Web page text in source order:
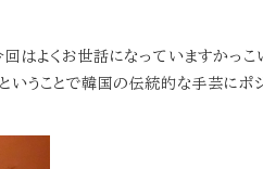
はよくお世話になっていますかっこ
いうことで韓国の伝統的な手芸に